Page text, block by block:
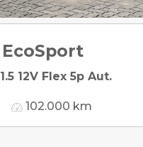
EcoSport
12V Flex 5p Aut.
102.000 km